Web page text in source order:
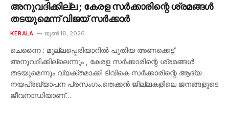
അനുവദിക്കില്ല ; കേരള സർക്കാരിന്റെ ശ്രമങ്ങൾ
തടയുമെന്ന് വിജയ് സർക്കാർ
KERALA ജൂൺ 18, 2026
ചെന്നൈ : മുല്ലപ്പെരിയാറിൽ പുതിയ അണക്കെട്ട്
അനുവദിക്കില്ലെന്നും , കേരള സർക്കാരിന്റെ ശ്രമങ്ങൾ
തടയുമെന്നും വ്യക്തമാക്കി ടിവികെ സർക്കാരിന്റെ ആദ്യ
നയപ്രഖ്യാപന പ്രസംഗം.തെക്കൻ ജില്ലകളിലെ ജനങ്ങളുടെ
ജീവനാഡിയാണ്…